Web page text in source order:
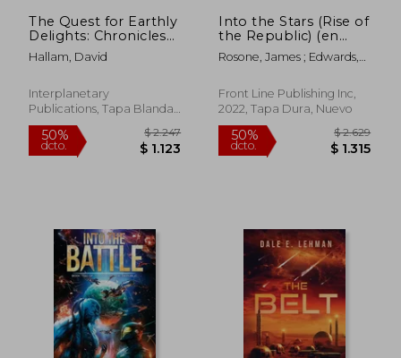
The Quest for Earthly
Delights: Chronicles
of Datch (en Inglés)
Hallam, David
Interplanetary
Publications, Tapa Blanda,
Nuevo
Into the Stars (Rise of
the Republic) (en
Inglés)
Rosone, James ; Edwards,
Front Line Publishing Inc,
2022, Tapa Dura, Nuevo